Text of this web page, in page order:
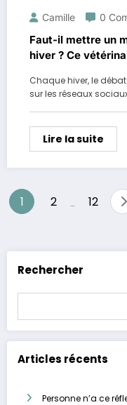
Camille 0
Faut-il mettre un
hiver ? Ce
Chaque hiver, le
sur les réseaux
Lire la suite
Pagination
publications
1 2 12
Rechercher
Articles récents
Personne n’a ce